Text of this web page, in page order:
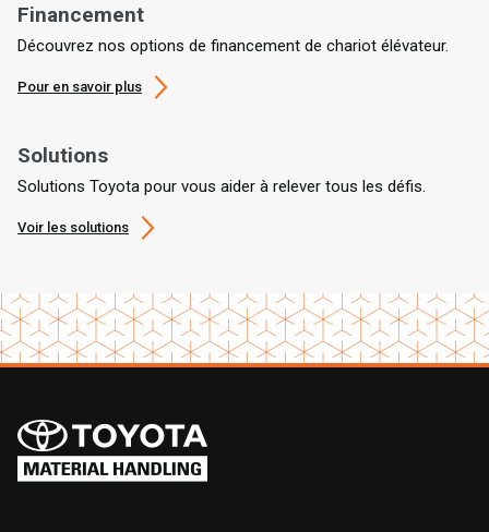
Financement
Découvrez nos options de financement de chariot élévateur.
Pour en savoir plus
Solutions
Solutions Toyota pour vous aider à relever tous les défis.
Voir les solutions